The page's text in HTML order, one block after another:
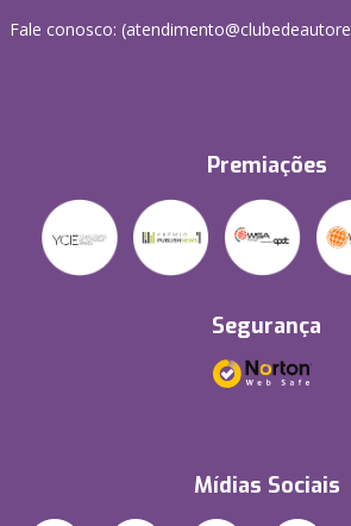
Fale conosco:
Premiações
Segurança
Mídias Sociais